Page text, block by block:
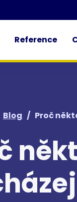
Reference
Blog / Proč